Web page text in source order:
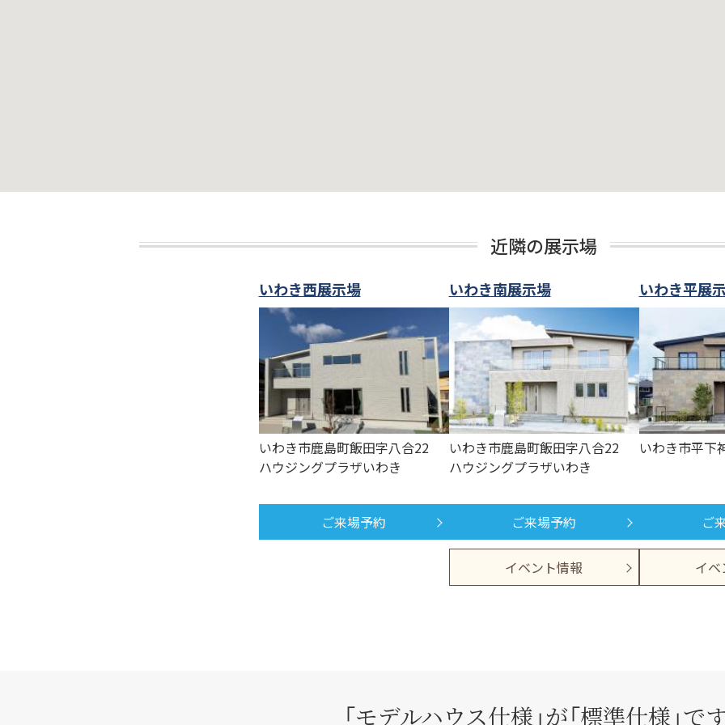
近隣の展示場
いわき西展示場
いわき市鹿島町飯田字八合22
ハウジングプラザいわき
ご来場予約
いわき南展示場
いわき市鹿島町飯田字八合22
ハウジングプラザいわき
ご来場予約
イベント情報
いわき平展
いわき市平下
ご
イ
「モデルハウス仕様」が「標準仕様」で